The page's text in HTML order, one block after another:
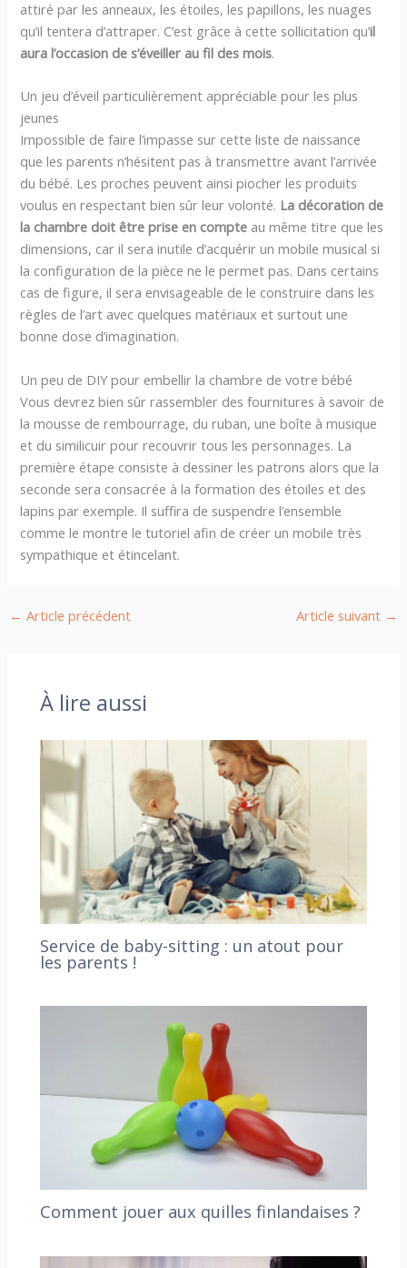
attiré par les anneaux, les étoiles, les papillons, les nuages
qu’il tentera d’attraper. C’est grâce à cette sollicitation qu’il
aura l’occasion de s’éveiller au fil des mois.
Un jeu d’éveil particulièrement appréciable pour les plus
jeunes
Impossible de faire l’impasse sur cette liste de naissance
que les parents n’hésitent pas à transmettre avant l’arrivée
du bébé. Les proches peuvent ainsi piocher les produits
voulus en respectant bien sûr leur volonté. La décoration de
la chambre doit être prise en compte au même titre que les
dimensions, car il sera inutile d’acquérir un mobile musical si
la configuration de la pièce ne le permet pas. Dans certains
cas de figure, il sera envisageable de le construire dans les
règles de l’art avec quelques matériaux et surtout une
bonne dose d’imagination.
Un peu de DIY pour embellir la chambre de votre bébé
Vous devrez bien sûr rassembler des fournitures à savoir de
la mousse de rembourrage, du ruban, une boîte à musique
et du similicuir pour recouvrir tous les personnages. La
première étape consiste à dessiner les patrons alors que la
seconde sera consacrée à la formation des étoiles et des
lapins par exemple. Il suffira de suspendre l’ensemble
comme le montre le tutoriel afin de créer un mobile très
sympathique et étincelant.
← Article précédent Article suivant →
À lire aussi
Service de baby-sitting : un atout pour
les parents !
Comment jouer aux quilles finlandaises ?